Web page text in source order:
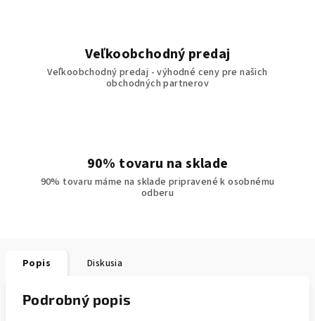
Veľkoobchodný predaj
Veľkoobchodný predaj - výhodné ceny pre našich
obchodných partnerov
90% tovaru na sklade
90% tovaru máme na sklade pripravené k osobnému
odberu
Popis Diskusia
Podrobný popis